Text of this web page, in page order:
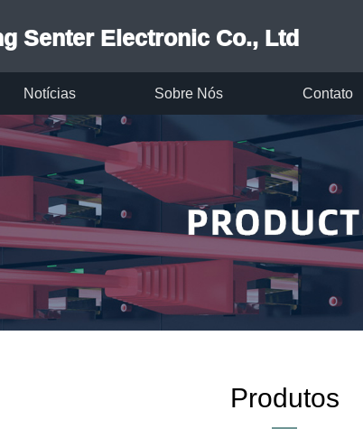
Senter Electronic Co., Ltd
Notícias Sobre Nós Contato
Produtos